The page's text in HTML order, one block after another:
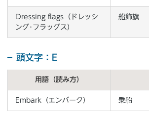
Dressing flags（ドレッシ
ング･フラッグス）
船飾旗
頭文字：E
用語（読み方）
Embark（エンバーク） 乗船